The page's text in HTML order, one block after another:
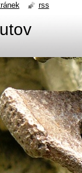
rss